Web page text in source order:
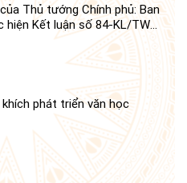
Thủ tướng Chính phủ: Ban
hiện Kết luận số 84-KL/TW
Bộ Chính trị tiếp tục thực
16 tháng 6 năm 2008
tục xây dựng và phát triển
kỳ mới"
khích phát triển văn học